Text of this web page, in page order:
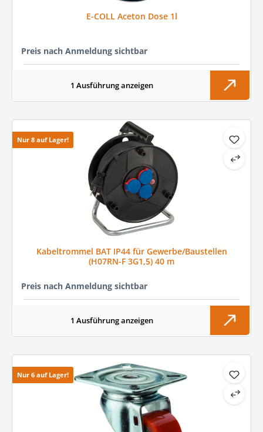
E-COLL Aceton Dose 1l
Preis nach Anmeldung sichtbar
1 Ausführung anzeigen
Nur 8 auf Lager!
Kabeltrommel BAT IP44 für Gewerbe/Baustellen
(H07RN-F 3G1,5) 40 m
Preis nach Anmeldung sichtbar
1 Ausführung anzeigen
Nur 6 auf Lager!